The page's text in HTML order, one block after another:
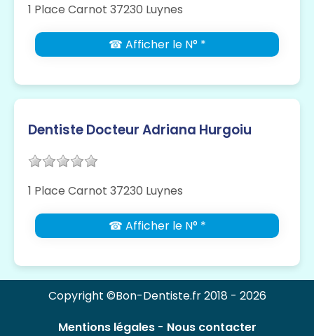
1 Place Carnot 37230 Luynes
☎ Afficher le N° *
Dentiste Docteur Adriana Hurgoiu
1 Place Carnot 37230 Luynes
☎ Afficher le N° *
Copyright ©Bon-Dentiste.fr 2018 - 2026
Mentions légales- Nous contacter